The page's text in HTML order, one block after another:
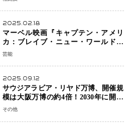
2025.02.18
マーベル映画『キャプテン・アメリ
カ：ブレイブ・ニュー・ワールド』
新ブラック・ウィドウ役のシラ・ハー
芸能
2025.09.12
サウジアラビア・リヤド万博、開催規
模は大阪万博の約4倍！2030年に開幕
予定
その他